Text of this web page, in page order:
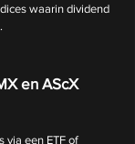
waarin dividend
en AScX
via een ETF of